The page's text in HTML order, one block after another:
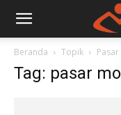
Beranda Topik
Tag: pasar